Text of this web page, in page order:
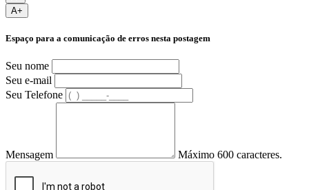
A+
Espaço para a comunicação de erros nesta postagem
Seu nome
Seu e-mail
Seu Telefone
Mensagem Máximo 600 caracteres.